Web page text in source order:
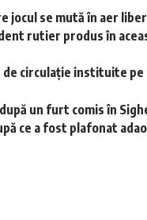
jocul se mută în aer liber
rutier produs în
circulație instituite pe
un furt comis în
ce a fost plafonat